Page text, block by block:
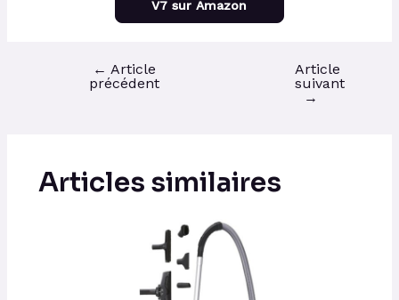
V7 sur Amazon
← Article
précédent
Article
suivant
→
Articles similaires